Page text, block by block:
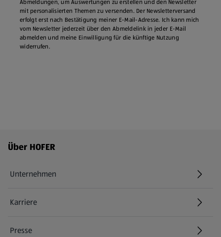
Abmeldungen, um Auswertungen zu erstellen und den Newsletter
mit personalisierten Themen zu versenden. Der Newsletterversand
erfolgt erst nach Bestätigung meiner E-Mail-Adresse. Ich kann mich
vom Newsletter jederzeit über den Abmeldelink in jeder E‑Mail
abmelden und meine Einwilligung für die künftige Nutzung
widerrufen.
Fußzeilenmenü - weitere Links
Über HOFER
Unternehmen
Karriere
(öffnet in einem neuen Tab)
Presse